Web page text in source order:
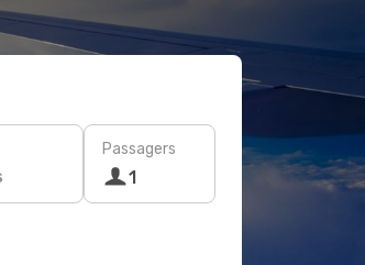
Passagers
1